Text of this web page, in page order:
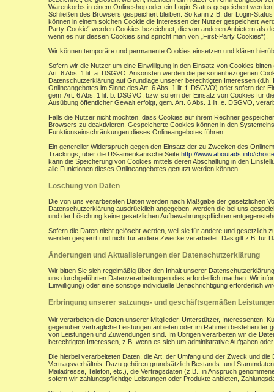
Warenkorbs in einem Onlineshop oder ein Login-Status gespeichert
Schließen des Browsers gespeichert bleiben. So kann z.B. der Login-
können in einem solchen Cookie die Interessen der Nutzer gespeichert
Party-Cookie“ werden Cookies bezeichnet, die von anderen Anbietern als
wenn es nur dessen Cookies sind spricht man von „First-Party Cookies“).
Wir können temporäre und permanente Cookies einsetzen und klären
Sofern wir die Nutzer um eine Einwilligung in den Einsatz von Cookies
Art. 6 Abs. 1 lit. a. DSGVO. Ansonsten werden die personenbezogenen
Datenschutzerklärung auf Grundlage unserer berechtigten Interessen
Onlineangebotes im Sinne des Art. 6 Abs. 1 lit. f. DSGVO) oder sofern der
gem. Art. 6 Abs. 1 lit. b. DSGVO, bzw. sofern der Einsatz von Cookies für
Ausübung öffentlicher Gewalt erfolgt, gem. Art. 6 Abs. 1 lit. e. DSGVO,
Falls die Nutzer nicht möchten, dass Cookies auf ihrem Rechner
Browsers zu deaktivieren. Gespeicherte Cookies können in den
Funktionseinschränkungen dieses Onlineangebotes führen.
Ein genereller Widerspruch gegen den Einsatz der zu Zwecken des
Trackings, über die US-amerikanische Seite http://www.aboutads.info/
kann die Speicherung von Cookies mittels deren Abschaltung in den
alle Funktionen dieses Onlineangebotes genutzt werden können.
Löschung von Daten
Die von uns verarbeiteten Daten werden nach Maßgabe der gesetzlichen
Datenschutzerklärung ausdrücklich angegeben, werden die bei uns
und der Löschung keine gesetzlichen Aufbewahrungspflichten
Sofern die Daten nicht gelöscht werden, weil sie für andere und gesetzlich
werden gesperrt und nicht für andere Zwecke verarbeitet. Das gilt z.B. für
Änderungen und Aktualisierungen der Datenschutzerklärung
Wir bitten Sie sich regelmäßig über den Inhalt unserer
uns durchgeführten Datenverarbeitungen dies erforderlich machen. Wir
Einwilligung) oder eine sonstige individuelle Benachrichtigung erforderlich
Erbringung unserer satzungs- und geschäftsgemäßen
Wir verarbeiten die Daten unserer Mitglieder, Unterstützer, Interessenten,
gegenüber vertragliche Leistungen anbieten oder im Rahmen
von Leistungen und Zuwendungen sind. Im Übrigen verarbeiten wir die
berechtigten Interessen, z.B. wenn es sich um administrative Aufgaben
Die hierbei verarbeiteten Daten, die Art, der Umfang und der Zweck und
Vertragsverhältnis. Dazu gehören grundsätzlich Bestands- und
Mailadresse, Telefon, etc.), die Vertragsdaten (z.B., in Anspruch
sofern wir zahlungspflichtige Leistungen oder Produkte anbieten,